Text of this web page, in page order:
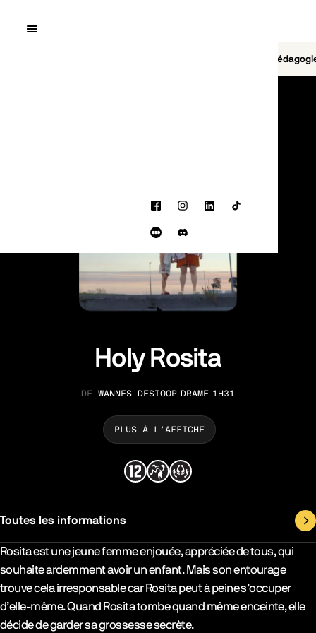
Quai10
FacebookInstagram
LinkedInTikTok
Letterboxd
Discord
Holy Rosita
RÉALISATION
WANNES DESTOOP GENRE
DRAME DURÉE
1H31
PLUS À L’AFFICHE
Toutes les informations
Synopsys & Casting
Rosita est une jeune femme enjouée, appréciée de tous, qui
souhaite ardemment avoir un enfant. Mais son entourage
trouve cela irresponsable car Rosita peut à peine s’occuper
d’elle-même. Quand Rosita tombe quand même enceinte, elle
décide de garder sa grossesse secrète.